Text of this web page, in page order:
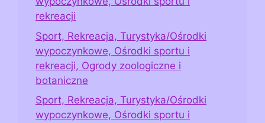
rekreacji
Sport, Rekreacja, Turystyka/Ośrodki
wypoczynkowe, Ośrodki sportu i
rekreacji, Ogrody zoologiczne i
botaniczne
Sport, Rekreacja, Turystyka/Ośrodki
wypoczynkowe, Ośrodki sportu i